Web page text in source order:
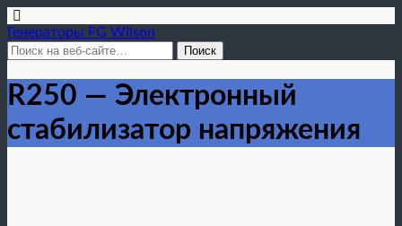
Генераторы FG Wilson
R250 — Электронный
стабилизатор напряжения